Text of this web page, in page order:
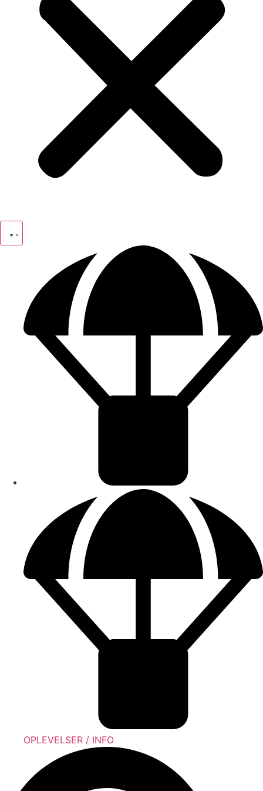
OPLEVELSER / INFO